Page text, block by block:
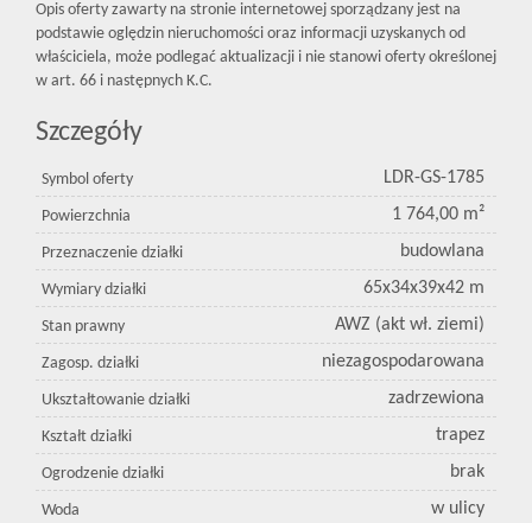
Opis oferty zawarty na stronie internetowej sporządzany jest na
podstawie oględzin nieruchomości oraz informacji uzyskanych od
właściciela, może podlegać aktualizacji i nie stanowi oferty określonej
w art. 66 i następnych K.C.
Szczegóły
Symbol oferty LDR-GS-1785
Powierzchnia 1 764,00 m²
Przeznaczenie działki budowlana
Wymiary działki 65x34x39x42 m
Stan prawny AWZ (akt wł. ziemi)
Zagosp. działki niezagospodarowana
Ukształtowanie działki zadrzewiona
Kształt działki trapez
Ogrodzenie działki brak
Woda w ulicy